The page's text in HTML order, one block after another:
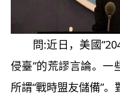
問:近日，美國
侵臺”的荒謬言論。一
所謂“戰時盟友儲備”。